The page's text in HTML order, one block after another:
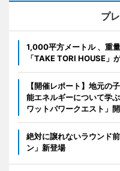
プ
1,000平方メートル 、重
「TAKE TORI HOUSE」
【開催レポート】地元の
能エネルギーについて学
ワットパワークエスト」
絶対に譲れないラウンド
ン」新登場